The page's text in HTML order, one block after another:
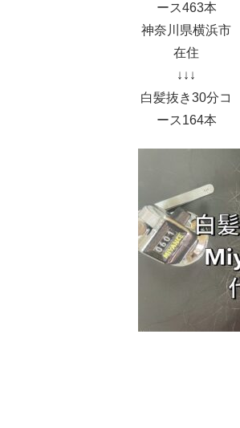
ース463本
神奈川県横浜市
在住
↓↓↓
白髪抜き30分コ
ース164本